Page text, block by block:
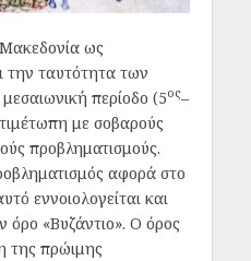
ως
την ταυτότητα των
περίοδο (5ος–
με σοβαρούς
προβληματισμούς.
αφορά στο
εννοιολογείται και
όρο «Βυζάντιο». Ο όρος
της πρώιμης